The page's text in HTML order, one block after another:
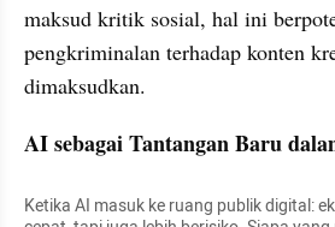
maksud kritik sosial, hal ini
pengkriminalan terhadap konten
dimaksudkan.
AI sebagai Tantangan Baru
Ketika AI masuk ke ruang publik digital: